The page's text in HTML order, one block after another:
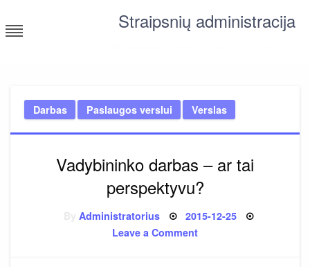
to
content
Straipsnių administracija
Darbas Paslaugos verslui Verslas
Vadybininko darbas – ar tai
perspektyvu?
Administratorius Posted
2015-12-25
Leave a Commenton